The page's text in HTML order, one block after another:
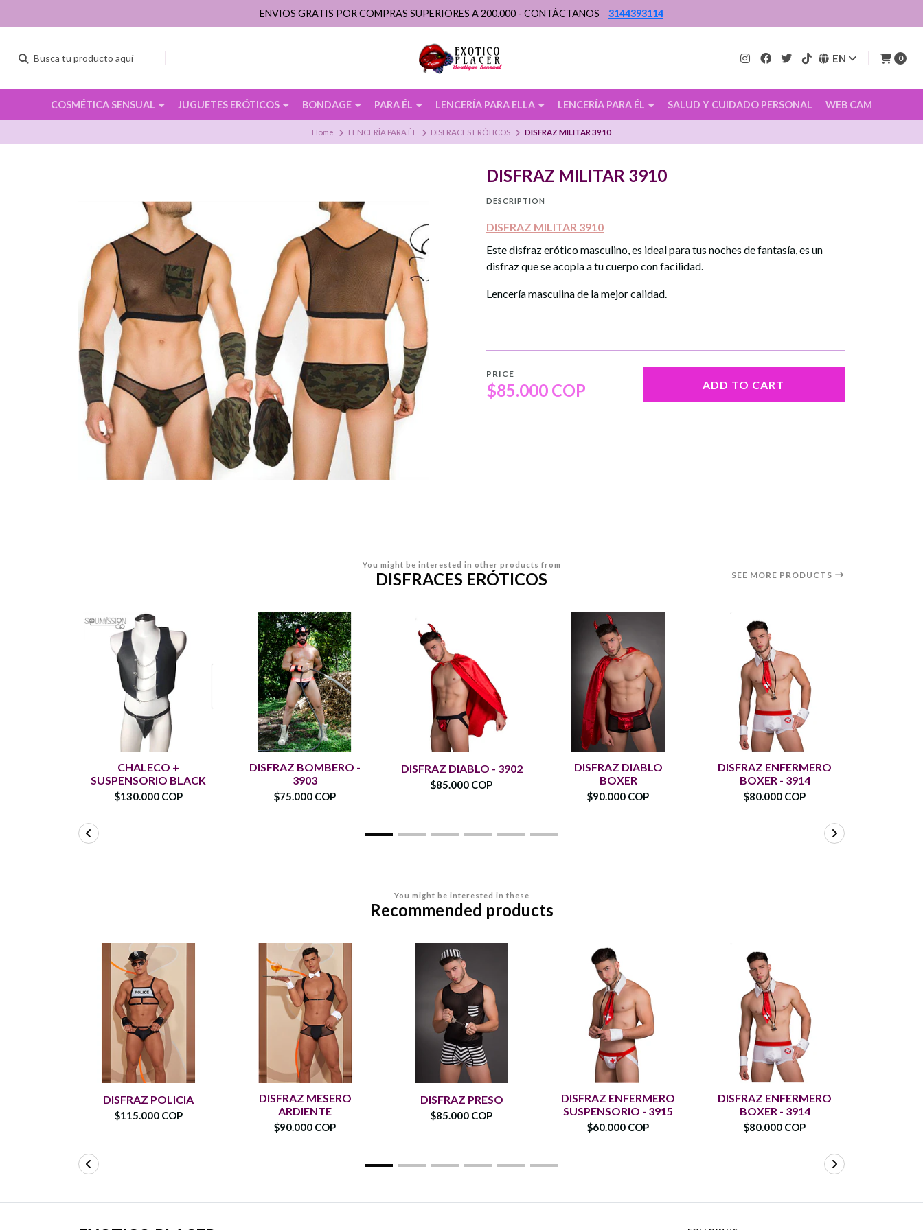
EN 0
COSMÉTICA SENSUAL JUGUETES ERÓTICOS BONDAGE PARA ÉL LENCERÍA PARA ELLA LENCERÍA PARA ÉL SALUD Y CUIDADO PERSONAL WEB CAM
ENVIOS GRATIS POR COMPRAS SUPERIORES A 200.000 - CONTÁCTANOS 3144393114
Home LENCERÍA PARA ÉL DISFRACES ERÓTICOS DISFRAZ MILITAR 3910
DISFRAZ MILITAR 3910
DESCRIPTION
DISFRAZ MILITAR 3910
Este disfraz erótico masculino, es ideal para tus noches de fantasía, es un
disfraz que se acopla a tu cuerpo con facilidad.
Lencería masculina de la mejor calidad.
PRICE
$85.000 COP ADD TO CART
You might be interested in other products from
DISFRACES ERÓTICOS SEE MORE PRODUCTS
CHALECO +
SUSPENSORIO BLACK
$130.000 COP
DISFRAZ BOMBERO -
3903
$75.000 COP
DISFRAZ DIABLO - 3902
$85.000 COP
DISFRAZ DIABLO
BOXER
$90.000 COP
DISFRAZ ENFERMERO
BOXER - 3914
$80.000 COP
You might be interested in these
Recommended products
DISFRAZ POLICIA
$115.000 COP
DISFRAZ MESERO
ARDIENTE
$90.000 COP
DISFRAZ PRESO
$85.000 COP
DISFRAZ ENFERMERO
SUSPENSORIO - 3915
$60.000 COP
DISFRAZ ENFERMERO
BOXER - 3914
$80.000 COP